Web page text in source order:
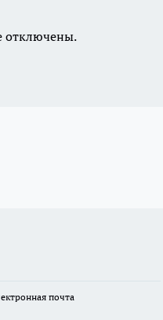
отключены.
почта